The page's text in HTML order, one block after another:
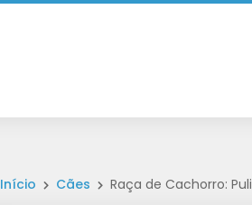
Início Cães Raça de Cachorro: Puli